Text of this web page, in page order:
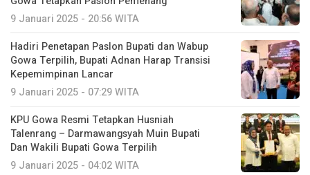
9 Januari 2025 - 20:56 WITA
Hadiri Penetapan Paslon Bupati dan Wabup
Gowa Terpilih, Bupati Adnan Harap Transisi
Kepemimpinan Lancar
9 Januari 2025 - 07:29 WITA
KPU Gowa Resmi Tetapkan Husniah
Talenrang – Darmawangsyah Muin Bupati
Dan Wakili Bupati Gowa Terpilih
9 Januari 2025 - 04:02 WITA